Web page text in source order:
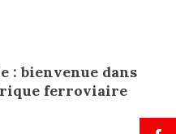
: bienvenue dans
ferroviaire